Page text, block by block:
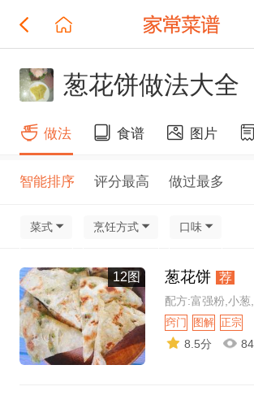
葱花饼做法大全
做法 食谱 图片
智能排序 评分最高 做过最多
菜式 烹饪方式 口味
12图 葱花饼 荐
配方:富强粉,小
窍门 图解 正宗
8.5分